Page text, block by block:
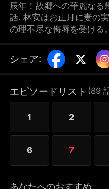
辰年！故郷への華麗なる
話. 林安はお正月に妻の
の理不尽な侮辱を受ける
であることは、誰も知ら
シェア:
エピソードリスト (89
1 2
6 7
あなたへのおすすめ